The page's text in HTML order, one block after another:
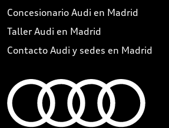
Concesionario Audi en Madrid
Taller Audi en Madrid
Contacto Audi y sedes en Madrid